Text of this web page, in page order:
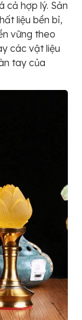
cả hợp lý. Sản
liệu bền bỉ,
vững theo
các vật liệu
tay của